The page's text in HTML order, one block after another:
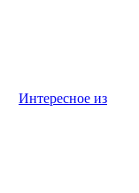
Интересное из